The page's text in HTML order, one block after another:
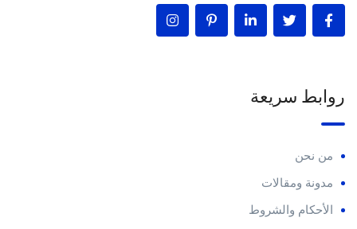
روابط سريعة
من نحن
مدونة ومقالات
الأحكام والشروط